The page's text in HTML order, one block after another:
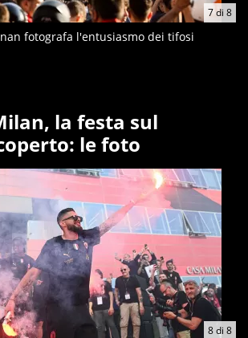
7di 8
fotografa l'entusiasmo dei tifosi
la festa sul
le foto
8di 8